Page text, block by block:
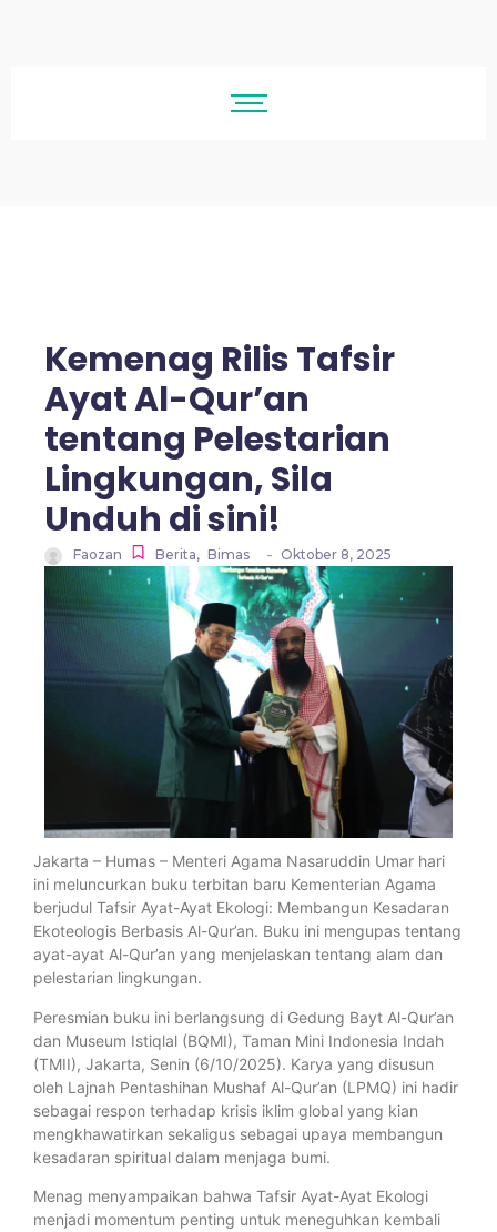
Kemenag Rilis Tafsir
Ayat Al-Qur’an
tentang Pelestarian
Lingkungan, Sila
Unduh di sini!
Faozan Berita, Bimas - Oktober 8, 2025
Jakarta – Humas – Menteri Agama Nasaruddin Umar hari
ini meluncurkan buku terbitan baru Kementerian Agama
berjudul Tafsir Ayat-Ayat Ekologi: Membangun Kesadaran
Ekoteologis Berbasis Al-Qur’an. Buku ini mengupas tentang
ayat-ayat Al-Qur’an yang menjelaskan tentang alam dan
pelestarian lingkungan.
Peresmian buku ini berlangsung di Gedung Bayt Al-Qur’an
dan Museum Istiqlal (BQMI), Taman Mini Indonesia Indah
(TMII), Jakarta, Senin (6/10/2025). Karya yang disusun
oleh Lajnah Pentashihan Mushaf Al-Qur’an (LPMQ) ini hadir
sebagai respon terhadap krisis iklim global yang kian
mengkhawatirkan sekaligus sebagai upaya membangun
kesadaran spiritual dalam menjaga bumi.
Menag menyampaikan bahwa Tafsir Ayat-Ayat Ekologi
menjadi momentum penting untuk meneguhkan kembali